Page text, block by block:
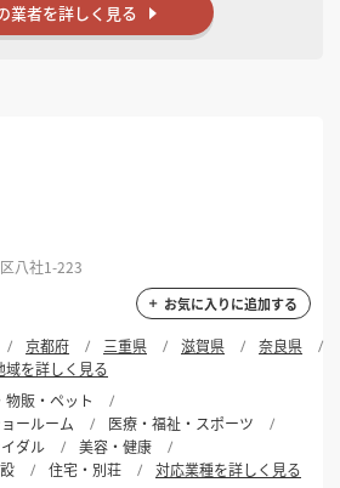
業者を詳しく見る
八社1-223
お気に入りに追加する
京都府 三重県 滋賀県
奈良県
域を詳しく見る
物販・ペット
ールーム
医療・福祉・スポーツ
ダル
美容・健康
住宅・別荘
対応業種を詳しく見る